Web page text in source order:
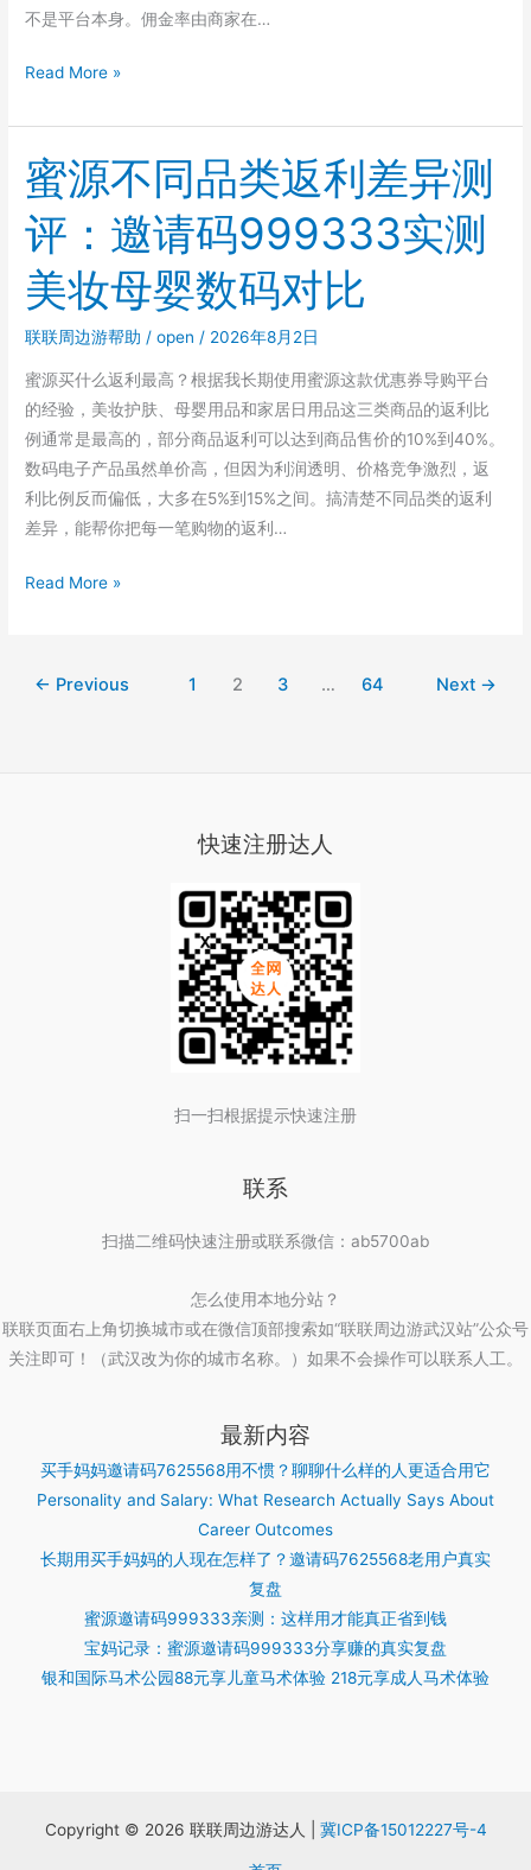
测
果
不是平台本身。佣金率由商家在…
想
买
手
妈
妈
赚
点
零
花
钱，
7625568
清
么
Read More »
蜜源不同品类返利差异测
评：邀请码999333实测
美妆母婴数码对比
联联周边游帮助 /open/ 2026年8月2日
蜜源买什么返利最高？根据我长期使用蜜源这款优惠券导购平台
的经验，美妆护肤、母婴用品和家居日用品这三类商品的返利比
例通常是最高的，部分商品返利可以达到商品售价的10%到40%。
数码电子产品虽然单价高，但因为利润透明、价格竞争激烈，返
利比例反而偏低，大多在5%到15%之间。搞清楚不同品类的返利
差异，能帮你把每一笔购物的返利…
蜜
比
Read More »
← Previous 1 2 3 … 64 Next →
快速注册达人
扫一扫根据提示快速注册
联系
扫描二维码快速注册或联系微信：ab5700ab
怎么使用本地分站？
联联页面右上角切换城市或在微信顶部搜索如“联联周边游武汉站”公众号
关注即可！（武汉改为你的城市名称。）如果不会操作可以联系人工。
最新内容
买手妈妈邀请码7625568用不惯？聊聊什么样的人更适合用它
Personality and Salary: What Research Actually Says About
Career Outcomes
长期用买手妈妈的人现在怎样了？邀请码7625568老用户真实
复盘
蜜源邀请码999333亲测：这样用才能真正省到钱
宝妈记录：蜜源邀请码999333分享赚的真实复盘
银和国际马术公园88元享儿童马术体验 218元享成人马术体验
Copyright © 2026 联联周边游达人 | 冀ICP备15012227号-4